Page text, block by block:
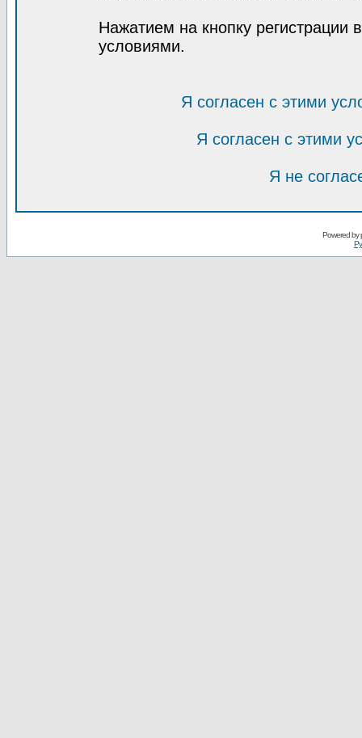
Нажатием на кнопку регистрации
условиями.
Я согласен с этими
Я согласен с этими
Я не
Powered by